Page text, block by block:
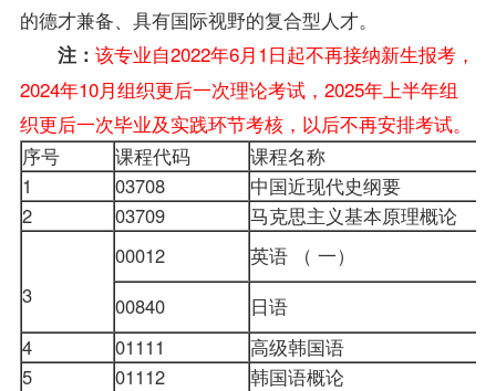
的德才兼备、具有国际视野的复合型人才。
注： 该专业自2022年6月1日起不再接纳新生报考，
2024年10月组织更后一次理论考试，2025年上半年组
织更后一次毕业及实践环节考核，以后不再安排考试。
序号 课程代码
课程名称
1
03708
中国近现代史纲要
2
03709 马克思主义基本原理概论
3
00012
英语 （ 一）
00840
日语
4
01111
高级韩国语
5
01112
韩国语概论